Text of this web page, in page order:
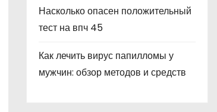
Насколько опасен положительный
тест на впч 45
Как лечить вирус папилломы у
мужчин: обзор методов и средств